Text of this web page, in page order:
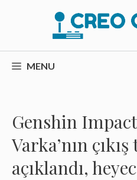
MENU
Genshin
Varka’nın
açıklandı,